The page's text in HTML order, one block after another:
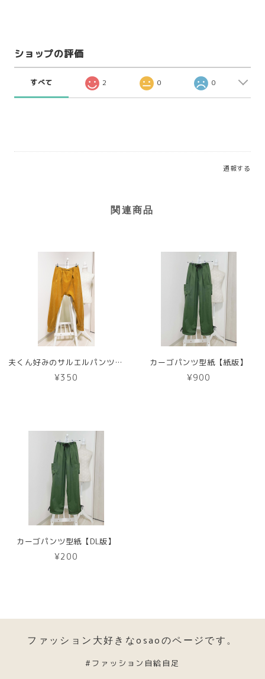
ショップの評価
すべて 2 0 0
通報する
関連商品
夫くん好みのサルエルパンツ型紙【DL版】
¥350
カーゴパンツ型紙【紙版】
¥900
カーゴパンツ型紙【DL版】
¥200
ファッション大好きなosaoのページです。
#ファッション自給自足